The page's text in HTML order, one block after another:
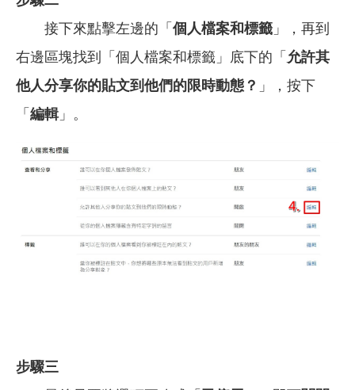
接下來點擊左邊的「 個人檔案和標籤 」，再到
右邊區塊找到「個人檔案和標籤」底下的「 允許其
他人分享你的貼文到他們的限時動態？ 」，按下
「 編輯」。
步驟三